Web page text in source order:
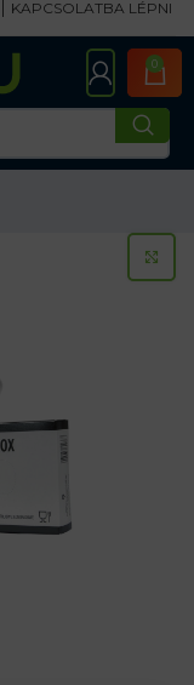
KAPCSOLATBA LÉPNI
0